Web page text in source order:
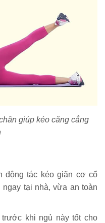
giúp kéo căng cẳng
động tác kéo giãn cơ cổ
tại nhà, vừa an toàn
khi ngủ này tốt cho